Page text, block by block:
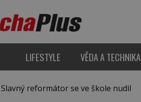
LIFESTYLE VĚDA A TECHNIKA
Slavný reformátor se ve škole nudil